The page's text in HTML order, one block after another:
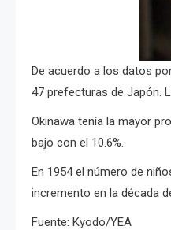
De acuerdo a los datos
47 prefecturas de Japón.
Okinawa tenía la mayor
bajo con el 10.6%.
En 1954 el número de
incremento en la década
Fuente: Kyodo/YEA